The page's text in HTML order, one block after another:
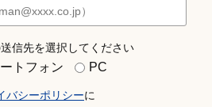
信先を選択してください
トフォン PC
バシーポリシーに